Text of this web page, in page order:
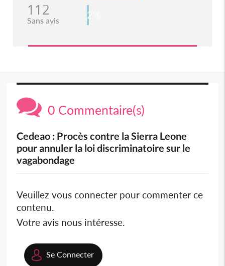
112
Sans avis 2%
0 Commentaire(s)
Cedeao : Procès contre la Sierra Leone
pour annuler la loi discriminatoire sur le
vagabondage
Veuillez vous connecter pour commenter ce
contenu.
Votre avis nous intéresse.
Se Connecter